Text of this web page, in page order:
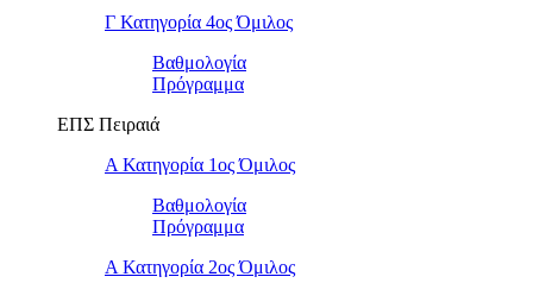
Γ Κατηγορία 4ος Όμιλος
Βαθμολογία
Πρόγραμμα
ΕΠΣ Πειραιά
Α Κατηγορία 1ος Όμιλος
Βαθμολογία
Πρόγραμμα
Α Κατηγορία 2ος Όμιλος